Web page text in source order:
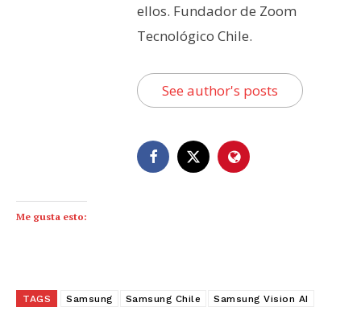
ellos. Fundador de Zoom
Tecnológico Chile.
See author's posts
Me gusta esto:
TAGS Samsung Samsung Chile Samsung Vision AI